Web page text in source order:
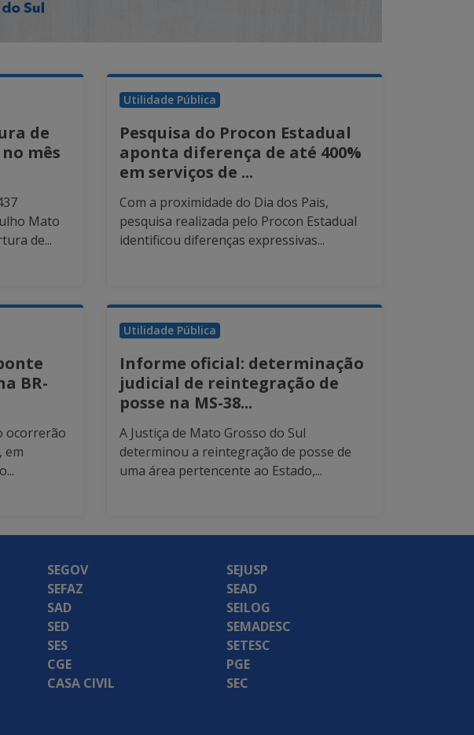
de
mês
Mato
de...
Utilidade Pública
Pesquisa do Procon Estadual
aponta diferença de até 400%
em serviços de ...
Com a proximidade do Dia dos Pais,
pesquisa realizada pelo Procon Estadual
identificou diferenças expressivas...
BR-
ocorrerão
em
Utilidade Pública
Informe oficial: determinação
judicial de reintegração de
posse na MS-38...
A Justiça de Mato Grosso do Sul
determinou a reintegração de posse de
uma área pertencente ao Estado,...
SEGOV
SEFAZ
SAD
SED
SES
CGE
CASA CIVIL
SEJUSP
SEAD
SEILOG
SEMADESC
SETESC
PGE
SEC